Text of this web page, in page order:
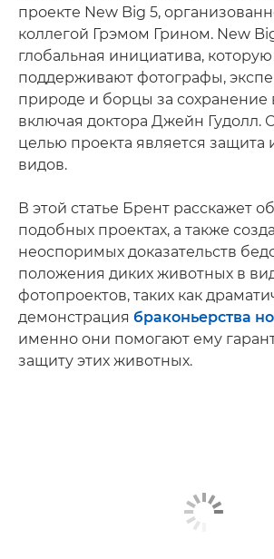
проекте New Big 5,
коллегой Грэмом Грином. New
глобальная инициатива, которую
поддерживают фотографы,
природе и борцы за сохранение
включая доктора Джейн Гудолл.
целью проекта является
видов.
В этой статье Брент расскажет
подобных проектах, а также
неоспоримых доказательств
положения диких животных в
фотопроектов, таких как
демонстрация браконьерства
именно они помогают ему
защиту этих животных.